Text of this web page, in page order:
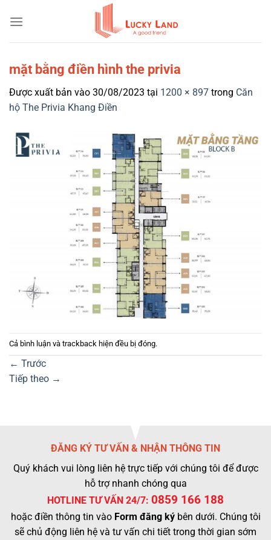
qua
mặt bằng điền hình the privia
Được xuất bản vào 30/08/2023 tại 1200 × 897 trong Căn
hộ The Privia Khang Điền
Cả bình luận và trackback hiện đều bị đóng.
← Trước
Tiếp theo →
ĐĂNG KÝ TƯ VẤN & NHẬN THÔNG TIN
Quý khách vui lòng liên hệ trực tiếp với chúng tôi để được
hỗ trợ nhanh chóng qua
HOTLINE TƯ VẤN 24/7: 0859 166 188
hoặc điền thông tin vào Form đăng kýbên dưới. Chúng tôi
sẽ chủ động liên hệ và tư vấn chi tiết trong thời gian sớm